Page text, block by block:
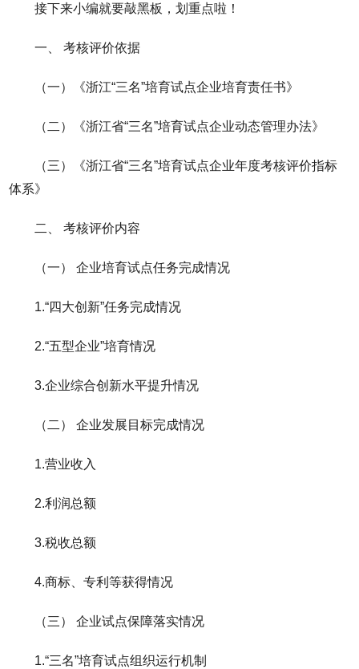
接下来小编就要敲黑板，划重点啦！
一、 考核评价依据
（一）《浙江“三名”培育试点企业培育责任书》
（二）《浙江省“三名”培育试点企业动态管理办法》
（三）《浙江省“三名”培育试点企业年度考核评价指标
体系》
二、 考核评价内容
（一） 企业培育试点任务完成情况
1.“四大创新”任务完成情况
2.“五型企业”培育情况
3.企业综合创新水平提升情况
（二） 企业发展目标完成情况
1.营业收入
2.利润总额
3.税收总额
4.商标、专利等获得情况
（三） 企业试点保障落实情况
1.“三名”培育试点组织运行机制